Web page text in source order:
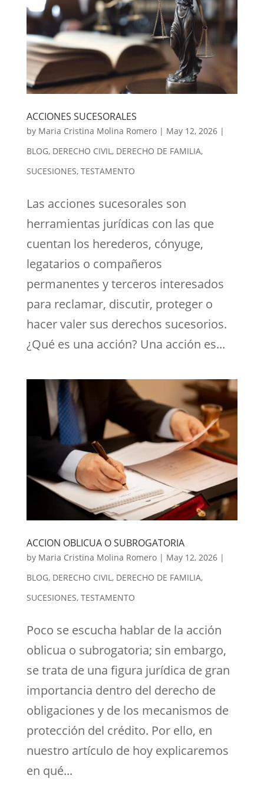
ACCIONES SUCESORALES
by Maria Cristina Molina Romero| May 12, 2026|
BLOG, DERECHO CIVIL, DERECHO DE FAMILIA,
SUCESIONES, TESTAMENTO
Las acciones sucesorales son
herramientas jurídicas con las que
cuentan los herederos, cónyuge,
legatarios o compañeros
permanentes y terceros interesados
para reclamar, discutir, proteger o
hacer valer sus derechos sucesorios.
¿Qué es una acción? Una acción es...
ACCION OBLICUA O SUBROGATORIA
by Maria Cristina Molina Romero| May 12, 2026|
BLOG, DERECHO CIVIL , DERECHO DE FAMILIA,
SUCESIONES, TESTAMENTO
Poco se escucha hablar de la acción
oblicua o subrogatoria; sin embargo,
se trata de una figura jurídica de gran
importancia dentro del derecho de
obligaciones y de los mecanismos de
protección del crédito. Por ello, en
nuestro artículo de hoy explicaremos
en qué...